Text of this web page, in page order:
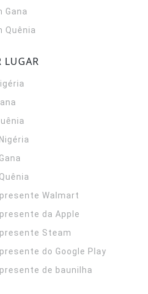
Gana
Quênia
LUGAR
Walmart
da Apple
Steam
do Google Play
de baunilha